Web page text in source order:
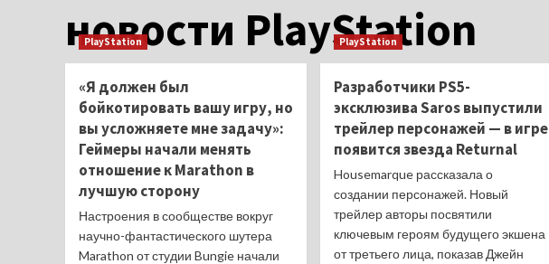
новости PlayStation
PlayStation
«Я должен был
бойкотировать вашу игру, но
вы усложняете мне задачу»:
Геймеры начали менять
отношение к Marathon в
лучшую сторону
Настроения в сообществе вокруг
научно-фантастического шутера
Marathon от студии Bungie начали
PlayStation
Разработчики PS5-
эксклюзива Saros выпустили
трейлер персонажей — в игре
появится звезда Returnal
Housemarque рассказала о
создании персонажей. Новый
трейлер авторы посвятили
ключевым героям будущего экшена
от третьего лица, показав Джейн